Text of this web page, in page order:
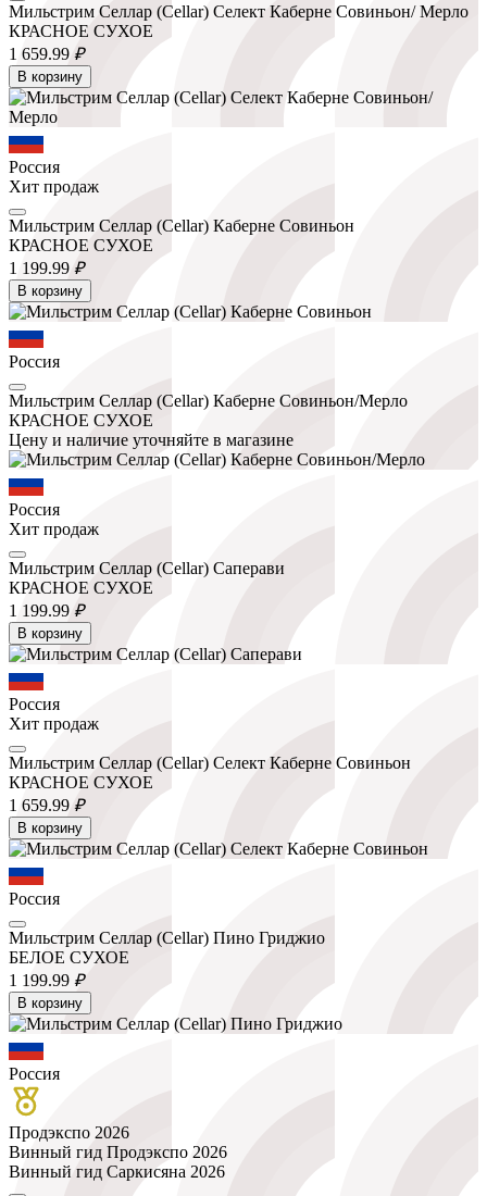
Мильстрим Селлар (Cellar) Селект Каберне Совиньон/ Мерло
КРАСНОЕ СУХОЕ
1 659.99 ₽
В корзину
Россия
Хит продаж
Мильстрим Селлар (Cellar) Каберне Совиньон
КРАСНОЕ СУХОЕ
1 199.99 ₽
В корзину
Россия
Мильстрим Селлар (Cellar) Каберне Совиньон/Мерло
КРАСНОЕ СУХОЕ
Цену и наличие уточняйте в магазине
Россия
Хит продаж
Мильстрим Селлар (Cellar) Саперави
КРАСНОЕ СУХОЕ
1 199.99 ₽
В корзину
Россия
Хит продаж
Мильстрим Селлар (Cellar) Селект Каберне Совиньон
КРАСНОЕ СУХОЕ
1 659.99 ₽
В корзину
Россия
Мильстрим Селлар (Cellar) Пино Гриджио
БЕЛОЕ СУХОЕ
1 199.99 ₽
В корзину
Россия
Продэкспо 2026
Винный гид Продэкспо 2026
Винный гид Саркисяна 2026